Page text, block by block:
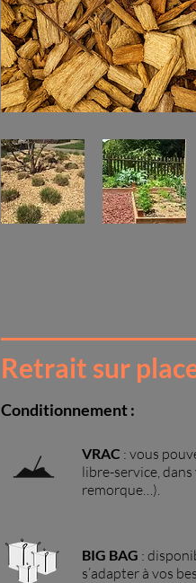
Retrait sur
Conditionnement :
VRAC : vous
libre-service,
remorque…).
BIG BAG :
s’adapter à vos